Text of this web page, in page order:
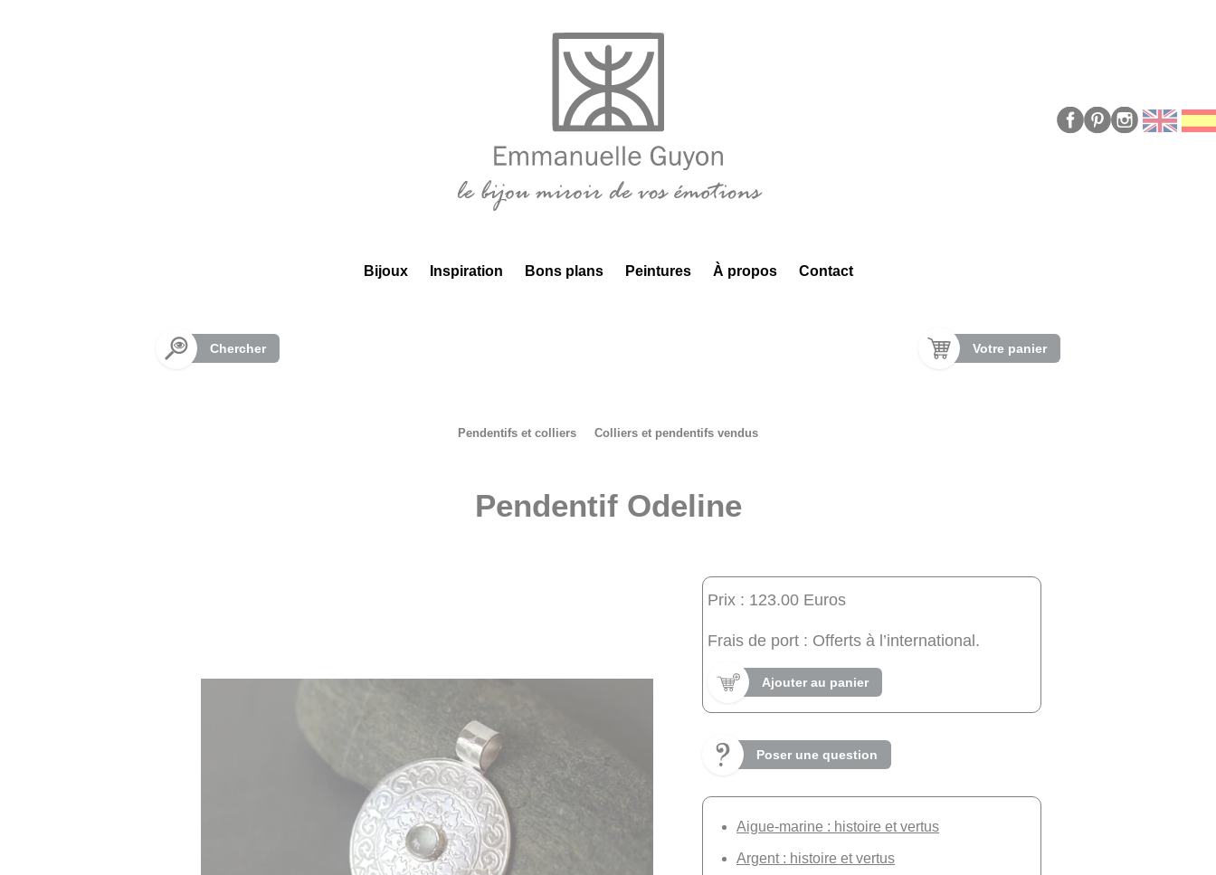
Bijoux Inspiration Bons plans Peintures À propos Contact
Chercher Votre panier
Pendentifs et colliers Colliers et pendentifs vendus
Pendentif Odeline
Prix : 123.00 Euros
Frais de port : Offerts à l’international.
Ajouter au panier
Poser une question
Aigue-marine : histoire et vertus
Argent : histoire et vertus